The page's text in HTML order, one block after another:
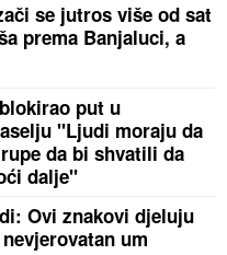
se jutros više od sat
prema Banjaluci, a
put u
"Ljudi moraju da
da bi shvatili da
dalje"
Ovi znakovi djeluju
um